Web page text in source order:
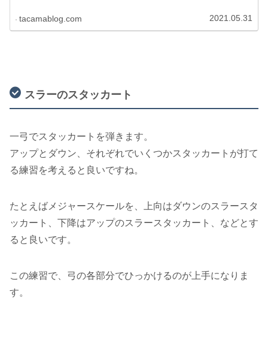
tacamablog.com 2021.05.31
スラーのスタッカート
一弓でスタッカートを弾きます。
アップとダウン、それぞれでいくつかスタッカートが打て
る練習を考えると良いですね。
たとえばメジャースケールを、上向はダウンのスラースタ
ッカート、下降はアップのスラースタッカート、などとす
ると良いです。
この練習で、弓の各部分でひっかけるのが上手になりま
す。